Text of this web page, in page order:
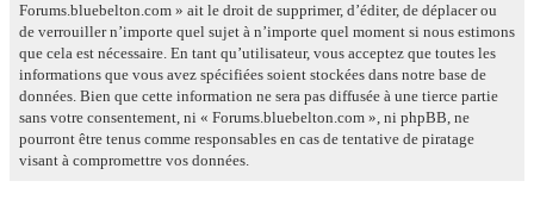
Forums.bluebelton.com » ait le droit de supprimer, d’éditer, de déplacer ou
de verrouiller n’importe quel sujet à n’importe quel moment si nous estimons
que cela est nécessaire. En tant qu’utilisateur, vous acceptez que toutes les
informations que vous avez spécifiées soient stockées dans notre base de
données. Bien que cette information ne sera pas diffusée à une tierce partie
sans votre consentement, ni « Forums.bluebelton.com », ni phpBB, ne
pourront être tenus comme responsables en cas de tentative de piratage
visant à compromettre vos données.